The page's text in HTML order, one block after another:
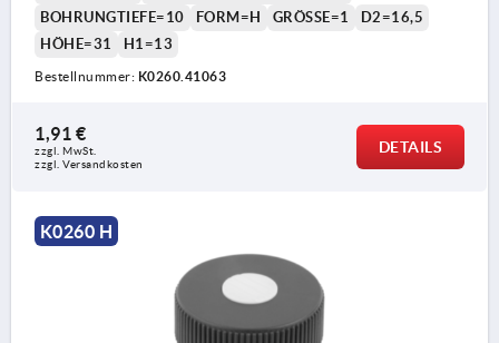
BOHRUNGTIEFE=10
FORM=H GRÖSSE=1
D2=16,5
HÖHE=31
H1=13
Bestellnummer: K0260.41063
1,91 €
zzgl. MwSt.
zzgl. Versandkosten
DETAILS
K0260 H